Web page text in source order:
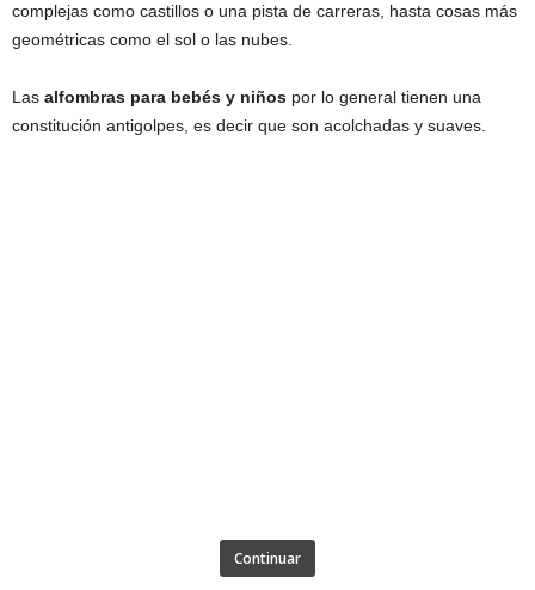
complejas como castillos o una pista de carreras, hasta cosas más
geométricas como el sol o las nubes.
Las alfombras para bebés y niños por lo general tienen una
constitución antigolpes, es decir que son acolchadas y suaves.
Continuar